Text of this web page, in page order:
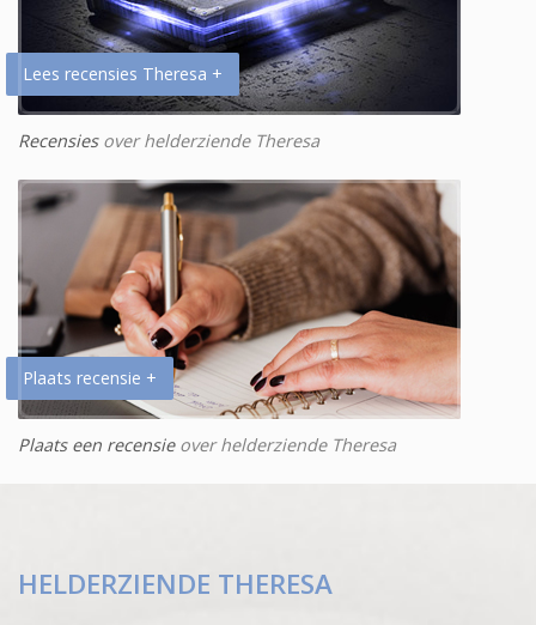
Lees recensies Theresa +
Recensiesover helderziende Theresa
Plaats recensie +
Plaats een recensieover helderziende Theresa
HELDERZIENDE THERESA